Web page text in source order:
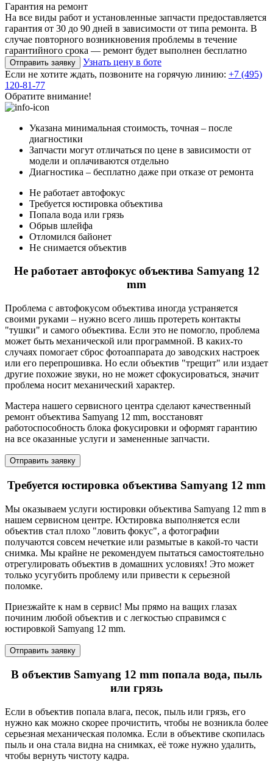
Гарантия на ремонт
На все виды работ и установленные запчасти предоставляется
гарантия от 30 до 90 дней в зависимости от типа ремонта. В
случае повторного возникновения проблемы в течение
гарантийного срока — ремонт будет выполнен бесплатно
Отправить заявку
Узнать цену в боте
Если не хотите ждать, позвоните на горячую линию: +7 (495)
120-81-77
Обратите внимание!
Указана минимальная стоимость, точная – после
диагностики
Запчасти могут отличаться по цене в зависимости от
модели и оплачиваются отдельно
Диагностика – бесплатно даже при отказе от ремонта
Не работает автофокус
Требуется юстировка объектива
Попала вода или грязь
Обрыв шлейфа
Отломился байонет
Не снимается объектив
Не работает автофокус объектива Samyang 12
mm
Проблема с автофокусом объектива иногда устраняется
своими руками – нужно всего лишь протереть контакты
"тушки" и самого объектива. Если это не помогло, проблема
может быть механической или программной. В каких-то
случаях помогает сброс фотоаппарата до заводских настроек
или его перепрошивка. Но если объектив "трещит" или издает
другие похожие звуки, но не может сфокусироваться, значит
проблема носит механический характер.
Мастера нашего сервисного центра сделают качественный
ремонт объектива Samyang 12 mm, восстановят
работоспособность блока фокусировки и оформят гарантию
на все оказанные услуги и замененные запчасти.
Отправить заявку
Требуется юстировка объектива Samyang 12 mm
Мы оказываем услуги юстировки объектива Samyang 12 mm в
нашем сервисном центре. Юстировка выполняется если
объектив стал плохо "ловить фокус", а фотографии
получаются совсем нечеткие или размытые в какой-то части
снимка. Мы крайне не рекомендуем пытаться самостоятельно
отрегулировать объектив в домашних условиях! Это может
только усугубить проблему или привести к серьезной
поломке.
Приезжайте к нам в сервис! Мы прямо на ващих глазах
починим любой объектив и с легкостью справимся с
юстировкой Samyang 12 mm.
Отправить заявку
В объектив Samyang 12 mm попала вода, пыль
или грязь
Если в объектив попала влага, песок, пыль или грязь, его
нужно как можно скорее прочистить, чтобы не возникла более
серьезная механическая поломка. Если в объективе скопилась
пыль и она стала видна на снимках, её тоже нужно удалить,
чтобы вернуть чистоту кадра.